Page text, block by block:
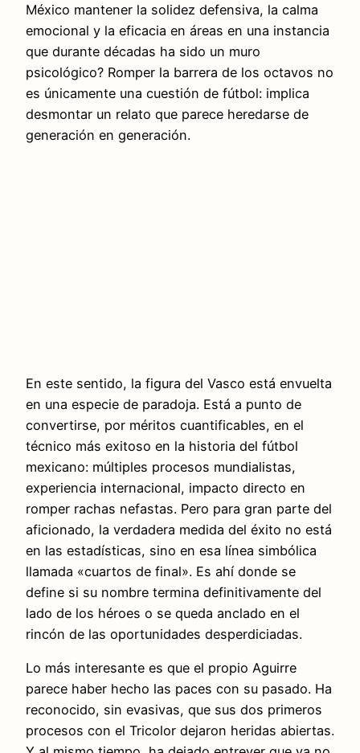
México mantener la solidez defensiva, la calma
emocional y la eficacia en áreas en una instancia
que durante décadas ha sido un muro
psicológico? Romper la barrera de los octavos no
es únicamente una cuestión de fútbol: implica
desmontar un relato que parece heredarse de
generación en generación.
En este sentido, la figura del Vasco está envuelta
en una especie de paradoja. Está a punto de
convertirse, por méritos cuantificables, en el
técnico más exitoso en la historia del fútbol
mexicano: múltiples procesos mundialistas,
experiencia internacional, impacto directo en
romper rachas nefastas. Pero para gran parte del
aficionado, la verdadera medida del éxito no está
en las estadísticas, sino en esa línea simbólica
llamada «cuartos de final». Es ahí donde se
define si su nombre termina definitivamente del
lado de los héroes o se queda anclado en el
rincón de las oportunidades desperdiciadas.
Lo más interesante es que el propio Aguirre
parece haber hecho las paces con su pasado. Ha
reconocido, sin evasivas, que sus dos primeros
procesos con el Tricolor dejaron heridas abiertas.